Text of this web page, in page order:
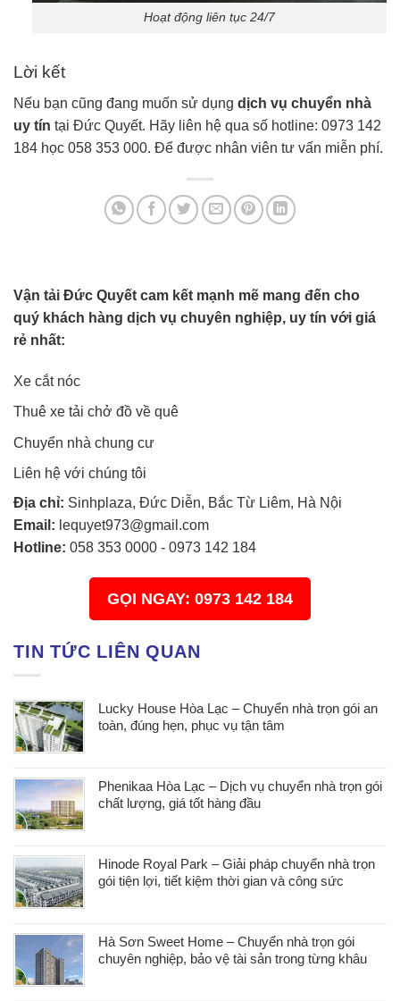
Hoạt động liên tục 24/7
Lời kết
Nếu bạn cũng đang muốn sử dụng dịch vụ chuyển nhà
uy tín tại Đức Quyết. Hãy liên hệ qua số hotline: 0973 142
184 học 058 353 000. Để được nhân viên tư vấn miễn phí.
Vận tải Đức Quyết cam kết mạnh mẽ mang đến cho
quý khách hàng dịch vụ chuyên nghiệp, uy tín với giá
rẻ nhất:
Xe cắt nóc
Thuê xe tải chở đồ về quê
Chuyển nhà chung cư
Liên hệ với chúng tôi
Địa chỉ: Sinhplaza, Đức Diễn, Bắc Từ Liêm, Hà Nội
Email: lequyet973@gmail.com
Hotline: 058 353 0000 - 0973 142 184
GỌI NGAY: 0973 142 184
TIN TỨC LIÊN QUAN
Lucky House Hòa Lạc – Chuyển nhà trọn gói an
toàn, đúng hẹn, phục vụ tận tâm
Phenikaa Hòa Lạc – Dịch vụ chuyển nhà trọn gói
chất lượng, giá tốt hàng đầu
Hinode Royal Park – Giải pháp chuyển nhà trọn
gói tiện lợi, tiết kiệm thời gian và công sức
Hà Sơn Sweet Home – Chuyển nhà trọn gói
chuyên nghiệp, bảo vệ tài sản trong từng khâu